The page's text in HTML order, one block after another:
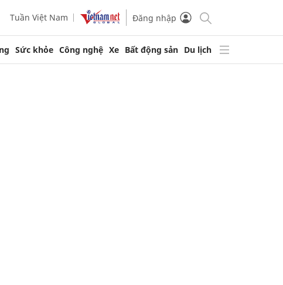
Tuần Việt Nam Đăng nhập
Sức khỏe Công nghệ Xe Bất động sản Du lịch